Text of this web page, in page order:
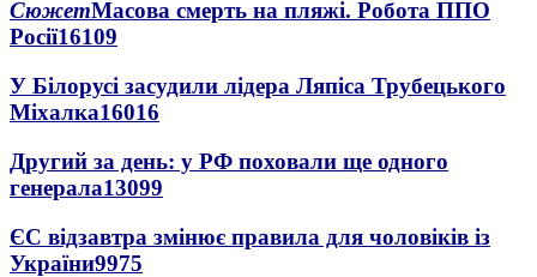
СюжетМасова смерть на пляжі. Робота ППО
Росії16109
У Білорусі засудили лідера Ляпіса Трубецького
Міхалка16016
Другий за день: у РФ поховали ще одного
генерала13099
ЄС відзавтра змінює правила для чоловіків із
України9975